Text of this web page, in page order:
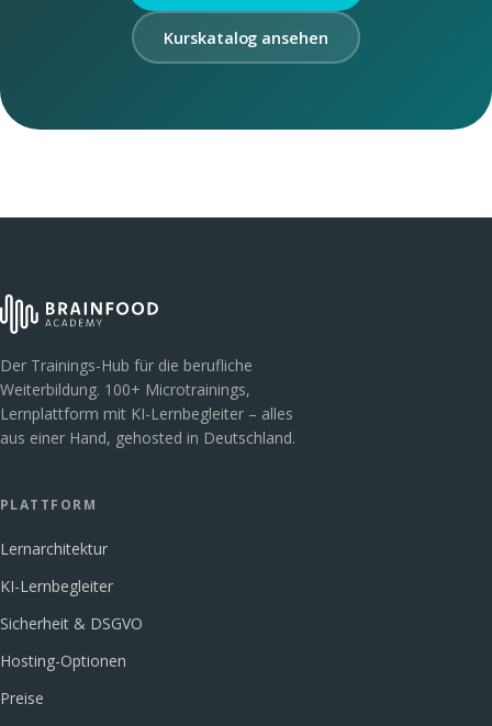
Kurskatalog ansehen
Der Trainings-Hub für die berufliche
Weiterbildung. 100+ Microtrainings,
Lernplattform mit KI-Lernbegleiter – alles
aus einer Hand, gehosted in Deutschland.
PLATTFORM
Lernarchitektur
KI-Lernbegleiter
Sicherheit & DSGVO
Hosting-Optionen
Preise